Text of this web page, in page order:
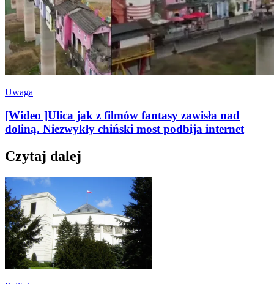
Uwaga
[Wideo ]Ulica jak z filmów fantasy zawisła nad
doliną. Niezwykły chiński most podbija internet
Czytaj dalej